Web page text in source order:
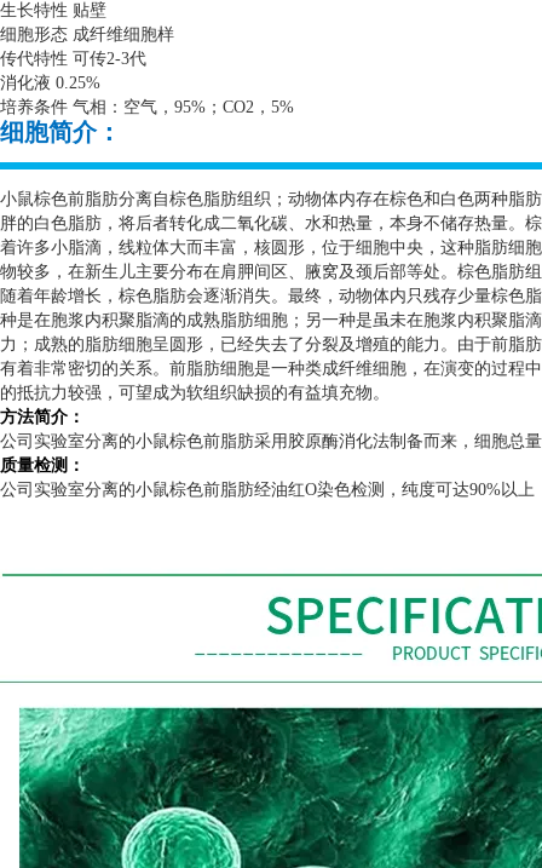
生长特性 贴壁
细胞形态 成纤维细胞样
传代特性 可传2-3代
消化液 0.25%
培养条件 气相：空气， 95% ； CO2 ， 5%
细胞简介：
小鼠棕色前脂肪分离自棕色脂肪组织；动物体内存在棕色和白色两种脂
胖的白色脂肪，将后者转化成二氧化碳、水和热量，本身不储存热量。
着许多小脂滴，线粒体大而丰富，核圆形，位于细胞中央，这种脂肪细
物较多，在新生儿主要分布在肩胛间区、腋窝及颈后部等处。棕色脂肪
随着年龄增长，棕色脂肪会逐渐消失。最终，动物体内只残存少量棕色
种是在胞浆内积聚脂滴的成熟脂肪细胞；另一种是虽未在胞浆内积聚脂
力；成熟的脂肪细胞呈圆形，已经失去了分裂及增殖的能力。由于前脂
有着非常密切的关系。前脂肪细胞是一种类成纤维细胞，在演变的过程
的抵抗力较强，可望成为软组织缺损的有益填充物。
方法简介：
公司实验室分离的小鼠棕色前脂肪采用胶原酶消化法制备而来，细胞总
质量检测：
公司实验室分离的小鼠棕色前脂肪经油红O染色检测，纯度可达90%以上